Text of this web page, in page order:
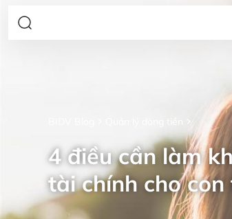
4 điều cần làm
tài chính cho con